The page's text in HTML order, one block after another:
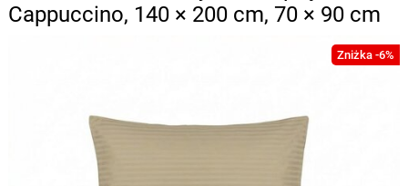
Cappuccino, 140 × 200 cm, 70 × 90 cm
Zniżka -6%